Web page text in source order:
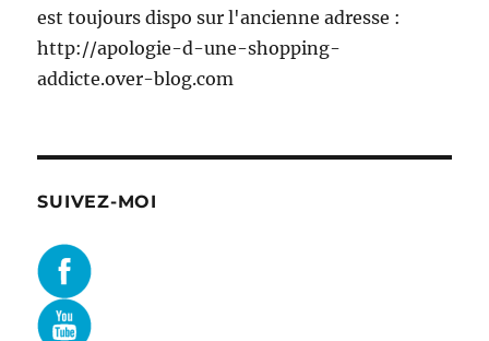
est toujours dispo sur l'ancienne adresse :
http://apologie-d-une-shopping-
addicte.over-blog.com
SUIVEZ-MOI